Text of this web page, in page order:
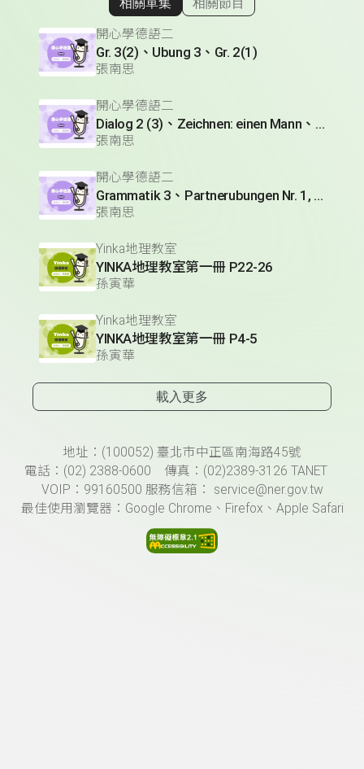
顯示相關單集
相關單集 相關節目
開心學德語二
Gr. 3(2)、Ubung 3、Gr. 2(1)
張南思
開心學德語二
Dialog 2 (3)、Zeichnen: einen Mann、Lesetext 1(1)
張南思
開心學德語二
Grammatik 3、Partnerubungen Nr. 1, 3、Dialog 2(1)
張南思
Yinka地理教室
YINKA地理教室第一冊 P22-26
孫寅華
Yinka地理教室
YINKA地理教室第一冊 P4-5
孫寅華
載入更多
頁尾資訊地址：(100052) 臺北市中正區南海路45號
電話：(02) 2388-0600 傳真：(02)2389-3126 TANET
VOIP：99160500 服務信箱： service@ner.gov.tw
最佳使用瀏覽器：Google Chrome、Firefox、Apple Safari